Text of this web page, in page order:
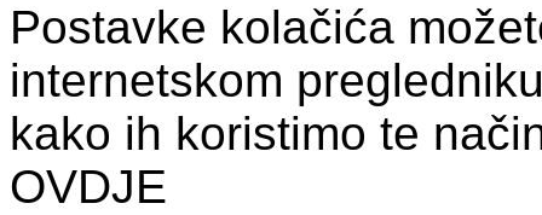
Postavke kolačića
internetskom
kako ih koristimo te
OVDJE